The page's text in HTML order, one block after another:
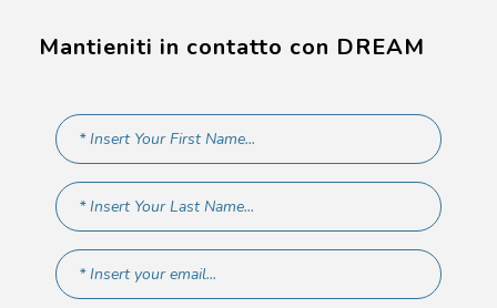
Mantieniti in contatto con DREAM